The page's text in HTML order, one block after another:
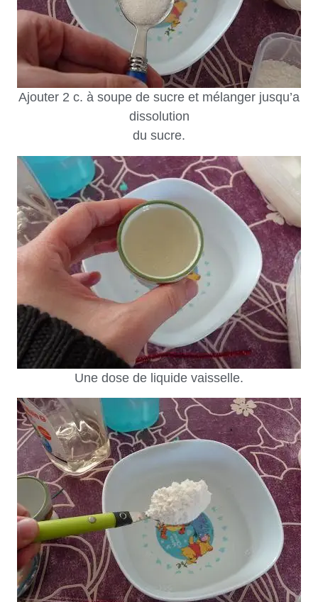
Ajouter 2 c. à soupe de sucre et mélanger jusqu’a
dissolution
du sucre.
Une dose de liquide vaisselle.